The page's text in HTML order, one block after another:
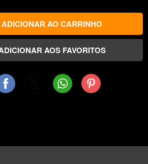
WhatsAppPinterest